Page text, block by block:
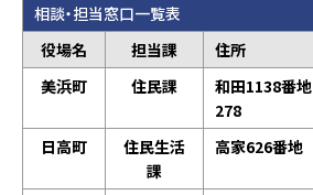
相談・担当窓口一覧表
役場名
担当課 住所
美浜町
住民課
和田1138番地
278
日高町
住民生活
課
高家626番地